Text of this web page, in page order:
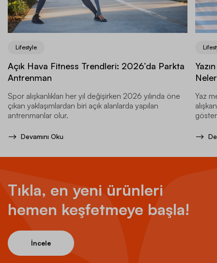
Lifestyle
Açık Hava Fitness Trendleri: 2026’da Parkta
Antrenman
Spor alışkanlıkları her yıl değişirken 2026 yılında öne
çıkan yaklaşımlardan biri açık alanlarda yapılan
antrenmanlar olur.
Devamını Oku
Yaz
Tıkla, en yeni ürünleri
hemen keşfetmeye başla!
İncele